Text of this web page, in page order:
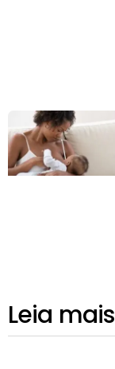
Leia mais